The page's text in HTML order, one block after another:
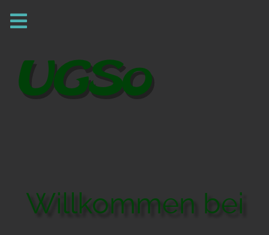
Willkommen bei